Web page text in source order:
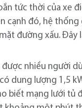
tức thời của xe
cạnh đó, hệ
đường xấu.
nhiều người
dung lượng 1,5
biết mạng lưới